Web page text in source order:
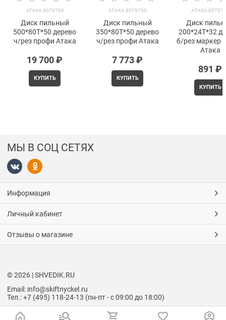
АТАКА 8079790
Диск пильный
500*80T*50 дерево
ч/рез профи Атака
19 700 ₽
КУПИТЬ
АТАКА 8079700
Диск пильный
350*80T*50 дерево
ч/рез профи Атака
7 773 ₽
КУПИТЬ
АТАКА
Диск
200*24T*32
б/рез маркер
Атака
891 ₽
КУПИТЬ
МЫ В СОЦ СЕТЯХ
Информация
Личный кабинет
Отзывы о магазине
© 2026 | SHVEDIK.RU
Email: info@skiftnyckel.ru
Тел.: +7 (495) 118-24-13 (пн-пт - с 09:00 до 18:00)